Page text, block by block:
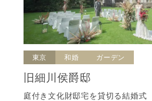
東京 和婚 ガーデン
旧細川侯爵邸
庭付き文化財邸宅を貸切る結婚式